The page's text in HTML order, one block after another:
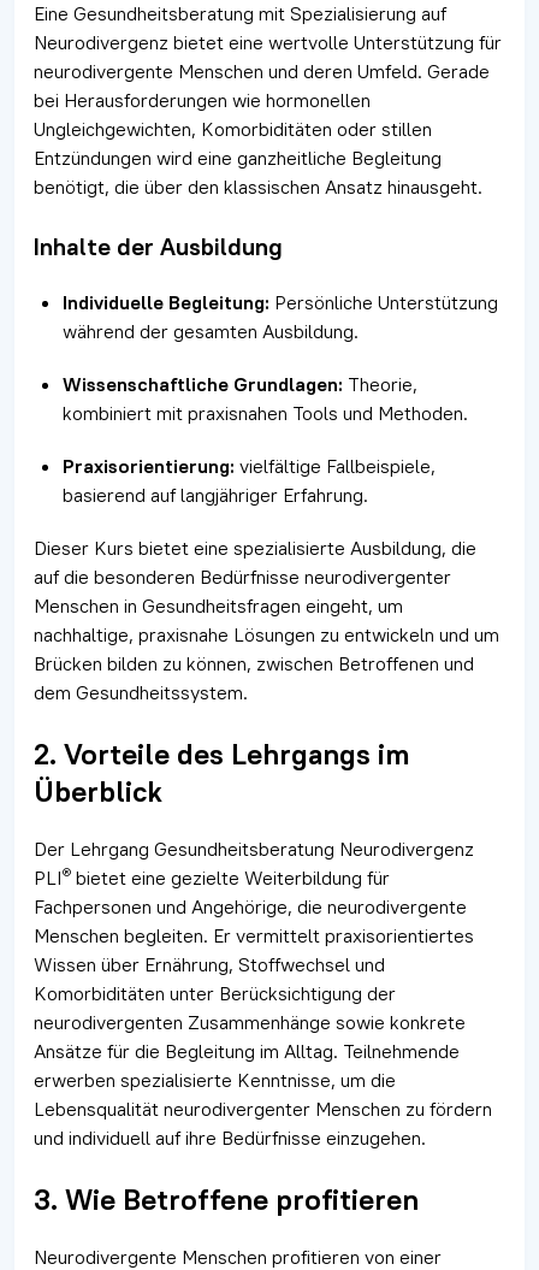
Eine Gesundheitsberatung mit Spezialisierung auf
Neurodivergenz bietet eine wertvolle Unterstützung für
neurodivergente Menschen und deren Umfeld. Gerade
bei Herausforderungen wie hormonellen
Ungleichgewichten, Komorbiditäten oder stillen
Entzündungen wird eine ganzheitliche Begleitung
benötigt, die über den klassischen Ansatz hinausgeht.
Inhalte der Ausbildung
Individuelle Begleitung: Persönliche Unterstützung
während der gesamten Ausbildung.
Wissenschaftliche Grundlagen: Theorie,
kombiniert mit praxisnahen Tools und Methoden.
Praxisorientierung: vielfältige Fallbeispiele,
basierend auf langjähriger Erfahrung.
Dieser Kurs bietet eine spezialisierte Ausbildung, die
auf die besonderen Bedürfnisse neurodivergenter
Menschen in Gesundheitsfragen eingeht, um
nachhaltige, praxisnahe Lösungen zu entwickeln und um
Brücken bilden zu können, zwischen Betroffenen und
dem Gesundheitssystem.
2. Vorteile des Lehrgangs im
Überblick
Der Lehrgang Gesundheitsberatung Neurodivergenz
PLI® bietet eine gezielte Weiterbildung für
Fachpersonen und Angehörige, die neurodivergente
Menschen begleiten. Er vermittelt praxisorientiertes
Wissen über Ernährung, Stoffwechsel und
Komorbiditäten unter Berücksichtigung der
neurodivergenten Zusammenhänge sowie konkrete
Ansätze für die Begleitung im Alltag. Teilnehmende
erwerben spezialisierte Kenntnisse, um die
Lebensqualität neurodivergenter Menschen zu fördern
und individuell auf ihre Bedürfnisse einzugehen.
3. Wie Betroffene profitieren
Neurodivergente Menschen profitieren von einer